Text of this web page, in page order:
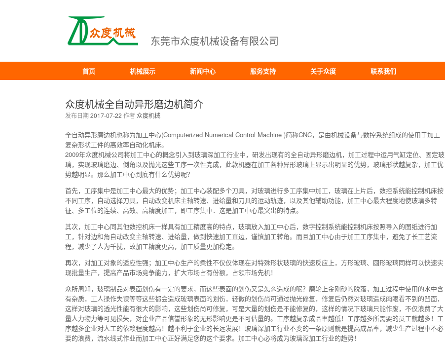
东莞市众度机械设备有限公司
首页 机械展示 新闻中心 服务支持 关于众度 联系我们
众度机械全自动异形磨边机简介
发布日期 2017-07-22 作者众度机械
全自动异形磨边机也称为加工中心(Computerized Numerical Control Machine )简称CNC，是由机械设备与数控系统组成的使用于加工
复杂形状工件的高效率自动化机床。
2009年众度机械公司将加工中心的概念引入到玻璃深加工行业中，研发出现有的全自动异形磨边机，加工过程中运用气缸定位、固定玻
璃，实现玻璃磨边、倒角以及抛光这些工序一次性完成，此款机器在加工各种异形玻璃上显示出明显的优势，玻璃形状越复杂，加工优
势越明显。那么加工中心到底有什么优势呢？
首先，工序集中是加工中心最大的优势；加工中心装配多个刀具，对玻璃进行多工序集中加工，玻璃在上片后，数控系统能控制机床按
不同工序，自动选择刀具，自动改变机床主轴转速、进给量和刀具的运动轨迹，以及其他辅助功能，加工中心最大程度地使玻璃多特
征、多工位的连续、高效、高精度加工，即工序集中．这是加工中心最突出的特点。
其次，加工中心同其他数控机床一样具有加工精度高的特点，玻璃放入加工中心后，数字控制系统能控制机床按照导入的图纸进行加
工，针对边和角自动改变主轴转速、进给量，做到快速加工直边，谨慎加工转角。而且加工中心由于加工工序集中，避免了长工艺流
程，减少了人为千扰，故加工精度更高，加工质量更加稳定。
再次，对加工对象的适应性强；加工中心生产的柔性不仅仅体现在对特殊形状玻璃的快速反应上，方形玻璃、圆形玻璃同样可以快速实
现批量生产，提高产品市场竞争能力，扩大市场占有份额，占领市场先机！
众所周知，玻璃制品对表面划伤有一定的要求，而这些表面的划伤又是怎么造成的呢？磨轮上金刚砂的脱落，加工过程中使用的水中含
有杂质，工人操作失误等等这些都会造成玻璃表面的划伤，轻微的划伤尚可通过抛光修复，修复后仍然对玻璃造成肉眼看不到的凹面，
这样对玻璃的透光性能有很大的影响，这些划伤尚可修复，可是大量的划伤是不能修复的，这样的情况下玻璃只能作废，不仅浪费了大
量人力物力等可见损失，对企业产品信誉形象的无形影响更是不可估量的。工序越复杂成品率越低！工序越多所需要的员工就越多！工
序越多企业对人工的依赖程度越高！越不利于企业的长远发展！玻璃深加工行业不变的一条原则就是提高成品率，减少生产过程中不必
要的浪费，流水线式作业而加工中心正好满足您的这个要求。加工中心必将成为玻璃深加工行业的趋势！